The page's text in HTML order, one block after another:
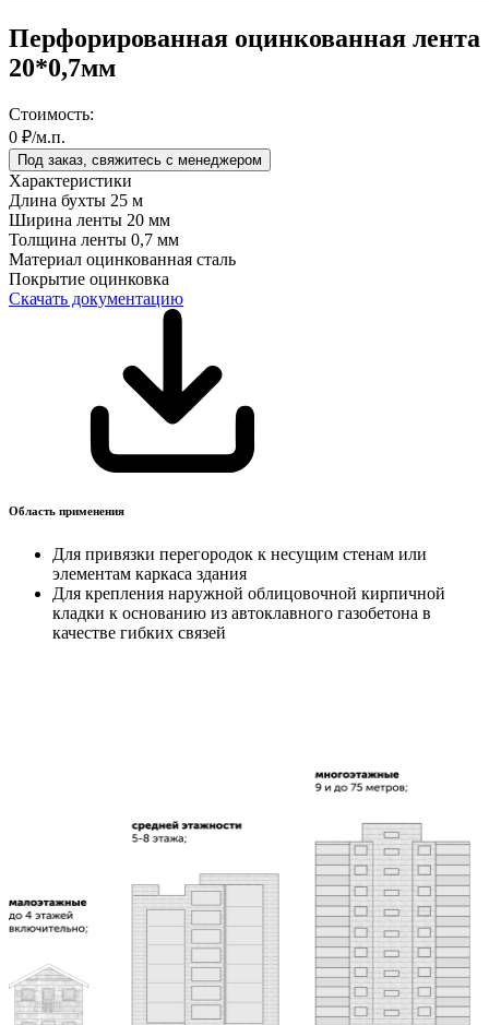
Перфорированная оцинкованная лента
20*0,7мм
Стоимость:
0 ₽/м.п.
Под заказ, свяжитесь с менеджером
Характеристики
Длина бухты 25 м
Ширина ленты 20 мм
Толщина ленты 0,7 мм
Материал оцинкованная сталь
Покрытие оцинковка
Скачать документацию
Область применения
Для привязки перегородок к несущим стенам или
элементам каркаса здания
Для крепления наружной облицовочной кирпичной
кладки к основанию из автоклавного газобетона в
качестве гибких связей